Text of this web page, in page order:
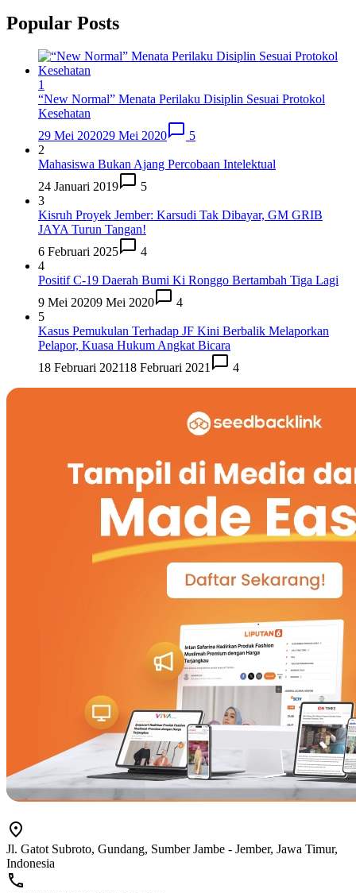
Popular Posts
1
“New Normal” Menata Perilaku Disiplin Sesuai Protokol
Kesehatan
29 Mei 202029 Mei 2020
5
2
Mahasiswa Bukan Ajang Percobaan Intelektual
24 Januari 2019
5
3
Kisruh Proyek Jember: Karsudi Tak Dibayar, GM GRIB
JAYA Turun Tangan!
6 Februari 2025
4
4
Positif C-19 Daerah Bumi Ki Ronggo Bertambah Tiga Lagi
9 Mei 20209 Mei 2020
4
5
Kasus Pemukulan Terhadap JF Kini Berbalik Melaporkan
Pelapor, Kuasa Hukum Angkat Bicara
18 Februari 202118 Februari 2021 4
Jl. Gatot Subroto, Gundang, Sumber Jambe - Jember, Jawa Timur,
Indonesia